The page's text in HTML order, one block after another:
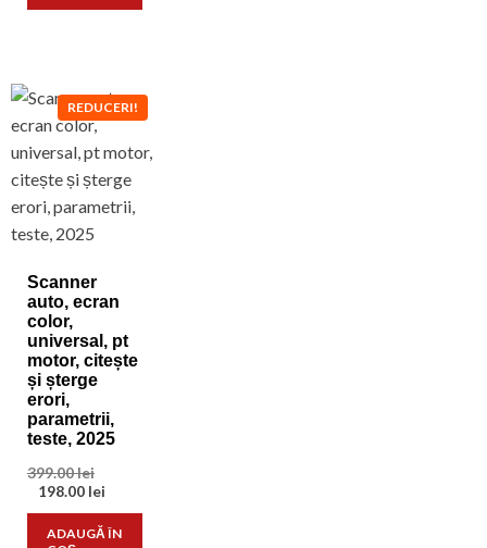
REDUCERI!
Scanner
auto, ecran
color,
universal, pt
motor, citește
și șterge
erori,
parametrii,
teste, 2025
399.00leiPrețul
inițial
fost:
198.00 lei
este:
ADAUGĂ ÎN